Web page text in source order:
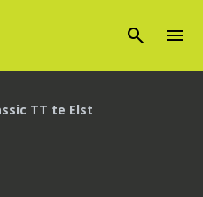
search menu
TT te Elst